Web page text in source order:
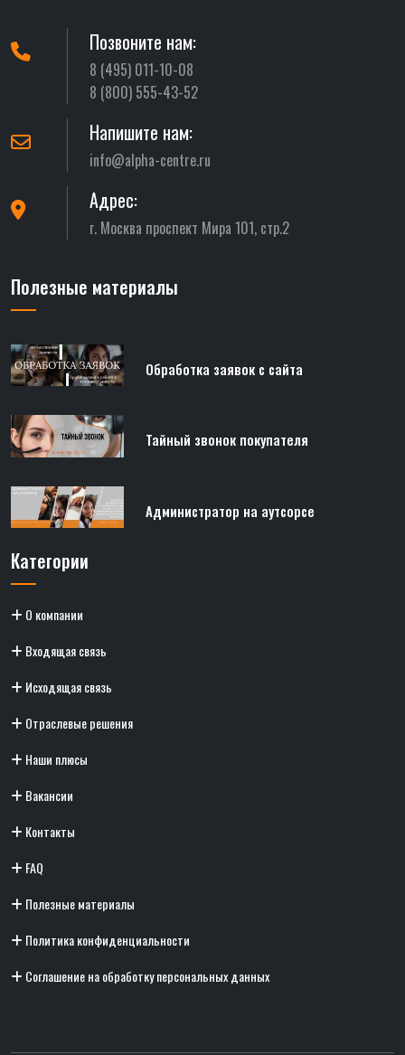
Позвоните нам:
8 (495) 011-10-08
8 (800) 555-43-52
Напишите нам:
info@alpha-centre.ru
Адрес:
г. Москва проспект Мира 101, стр.2
Полезные материалы
Обработка заявок с сайта
Тайный звонок покупателя
Администратор на аутсорсе
Категории
О компании
Входящая связь
Исходящая связь
Отраслевые решения
Наши плюсы
Вакансии
Контакты
FAQ
Полезные материалы
Политика конфиденциальности
Соглашение на обработку персональных данных